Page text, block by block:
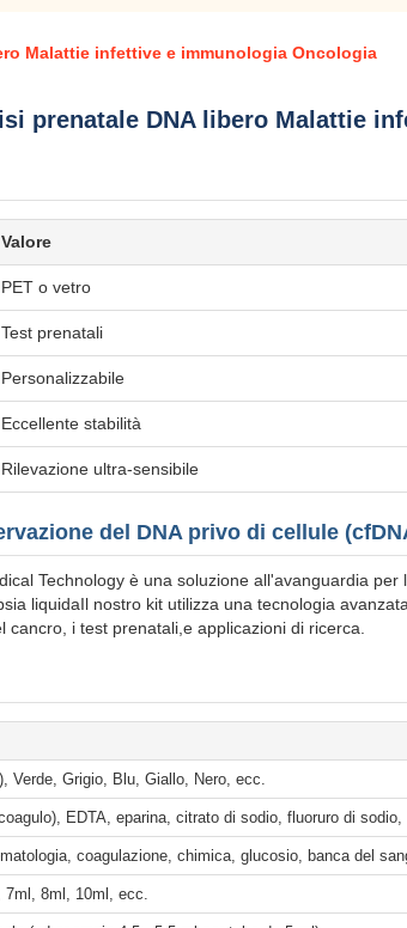
Malattie infettive e immunologia Oncologia
prenatale DNA libero Malattie
Valore
PET o vetro
Test prenatali
Personalizzabile
Eccellente stabilità
Rilevazione ultra-sensibile
del DNA privo di cellule
Technology è una soluzione all'avanguardia
liquidaIl nostro kit utilizza una tecnologia
i test prenatali,e applicazioni di ricerca.
Verde, Grigio, Blu, Giallo, Nero, ecc.
EDTA, eparina, citrato di sodio, fluoruro di
coagulazione, chimica, glucosio, banca del
8ml, 10ml, ecc.